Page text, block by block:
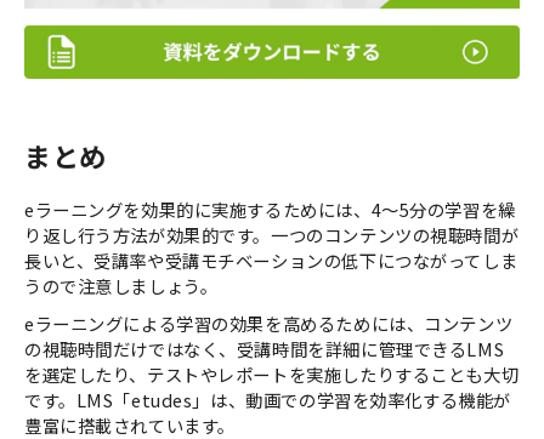
まとめ
eラーニングを効果的に実施するためには、4〜5分の学習を繰
り返し行う方法が効果的です。一つのコンテンツの視聴時間が
長いと、受講率や受講モチベーションの低下につながってしま
うので注意しましょう。
eラーニングによる学習の効果を高めるためには、コンテンツ
の視聴時間だけではなく、受講時間を詳細に管理できるLMS
を選定したり、テストやレポートを実施したりすることも大切
です。LMS「etudes」は、動画での学習を効率化する機能が
豊富に搭載されています。